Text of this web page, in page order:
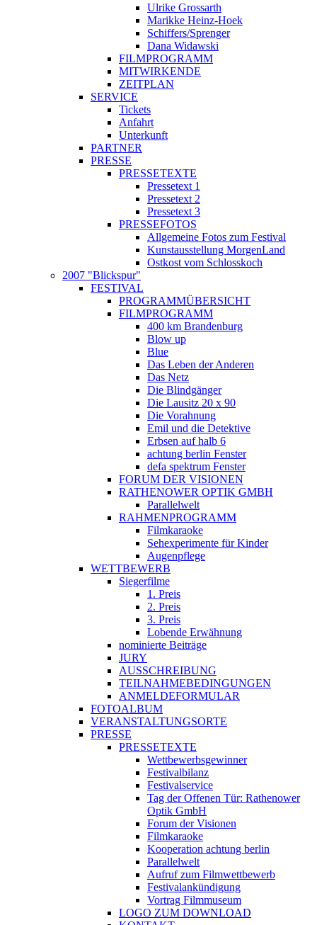
Ulrike Grossarth
Marikke Heinz-Hoek
Schiffers/Sprenger
Dana Widawski
FILMPROGRAMM
MITWIRKENDE
ZEITPLAN
SERVICE
Tickets
Anfahrt
Unterkunft
PARTNER
PRESSE
PRESSETEXTE
Pressetext 1
Pressetext 2
Pressetext 3
PRESSEFOTOS
Allgemeine Fotos zum Festival
Kunstausstellung MorgenLand
Ostkost vom Schlosskoch
2007 "Blickspur"
FESTIVAL
PROGRAMMÜBERSICHT
FILMPROGRAMM
400 km Brandenburg
Blow up
Blue
Das Leben der Anderen
Das Netz
Die Blindgänger
Die Lausitz 20 x 90
Die Vorahnung
Emil und die Detektive
Erbsen auf halb 6
achtung berlin Fenster
defa spektrum Fenster
FORUM DER VISIONEN
RATHENOWER OPTIK GMBH
Parallelwelt
RAHMENPROGRAMM
Filmkaraoke
Sehexperimente für Kinder
Augenpflege
WETTBEWERB
Siegerfilme
1. Preis
2. Preis
3. Preis
Lobende Erwähnung
nominierte Beiträge
JURY
AUSSCHREIBUNG
TEILNAHMEBEDINGUNGEN
ANMELDEFORMULAR
FOTOALBUM
VERANSTALTUNGSORTE
PRESSE
PRESSETEXTE
Wettbewerbsgewinner
Festivalbilanz
Festivalservice
Tag der Offenen Tür: Rathenower
Optik GmbH
Forum der Visionen
Filmkaraoke
Kooperation achtung berlin
Parallelwelt
Aufruf zum Filmwettbewerb
Festivalankündigung
Vortrag Filmmuseum
LOGO ZUM DOWNLOAD